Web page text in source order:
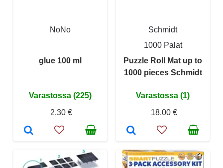
NoNo
glue 100 ml
Varastossa (225)
2,30 €
Schmidt
1000 Palat
Puzzle Roll Mat up to
1000 pieces Schmidt
Varastossa (1)
18,00 €